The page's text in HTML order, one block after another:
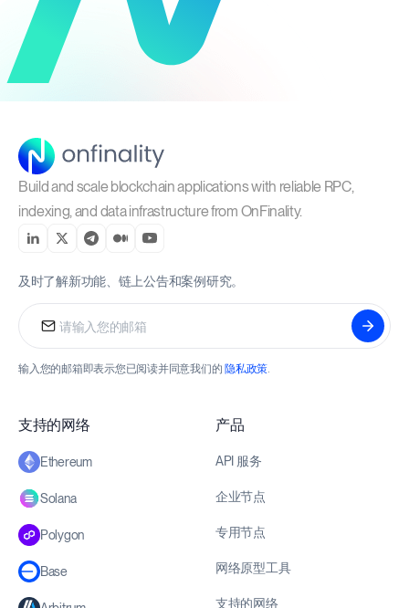
Build and scale blockchain applications with reliable RPC,
indexing, and data infrastructure from OnFinality.
及时了解新功能、链上公告和案例研究。
输入您的邮箱即表示您已阅读并同意我们的隐私政策.
支持的网络
Ethereum
Solana
Polygon
Base
产品
API 服务
企业节点
专用节点
网络原型工具
支持的网络